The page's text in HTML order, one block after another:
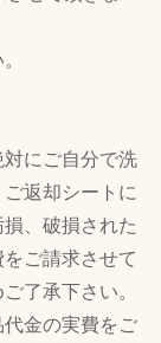
にご自分で洗
返却シートに
、破損された
ご請求させて
了承下さい。
金の実費をご